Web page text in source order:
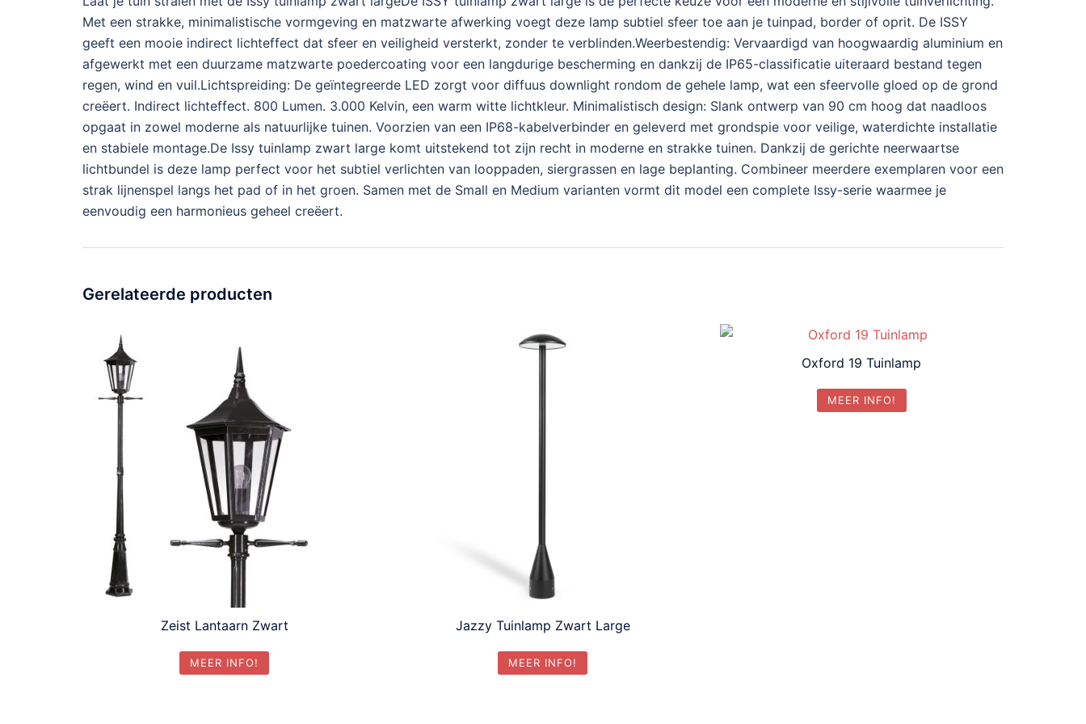
Met een strakke, minimalistische vormgeving en matzwarte afwerking voegt deze lamp subtiel sfeer toe aan je tuinpad, border of oprit. De ISSY
geeft een mooie indirect lichteffect dat sfeer en veiligheid versterkt, zonder te verblinden.Weerbestendig: Vervaardigd van hoogwaardig aluminium en
afgewerkt met een duurzame matzwarte poedercoating voor een langdurige bescherming en dankzij de IP65-classificatie uiteraard bestand tegen
regen, wind en vuil.Lichtspreiding: De geïntegreerde LED zorgt voor diffuus downlight rondom de gehele lamp, wat een sfeervolle gloed op de grond
creëert. Indirect lichteffect. 800 Lumen. 3.000 Kelvin, een warm witte lichtkleur. Minimalistisch design: Slank ontwerp van 90 cm hoog dat naadloos
opgaat in zowel moderne als natuurlijke tuinen. Voorzien van een IP68-kabelverbinder en geleverd met grondspie voor veilige, waterdichte installatie
en stabiele montage.De Issy tuinlamp zwart large komt uitstekend tot zijn recht in moderne en strakke tuinen. Dankzij de gerichte neerwaartse
lichtbundel is deze lamp perfect voor het subtiel verlichten van looppaden, siergrassen en lage beplanting. Combineer meerdere exemplaren voor een
strak lijnenspel langs het pad of in het groen. Samen met de Small en Medium varianten vormt dit model een complete Issy-serie waarmee je
eenvoudig een harmonieus geheel creëert.
Gerelateerde producten
Zeist Lantaarn Zwart
MEER INFO!
Jazzy Tuinlamp Zwart Large
MEER INFO!
Oxford 19 Tuinlamp
MEER INFO!